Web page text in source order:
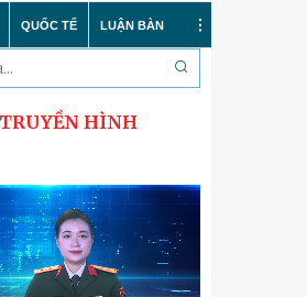
sỹ Thủ đô
QUỐC TẾ
Sự kiện
Bảo vệ chủ quyền biển đảo
Khoa học quân sự nước ngoài
LUẬN BÀN
xác định danh tính hài cốt liệt sĩ trong
HÌNH